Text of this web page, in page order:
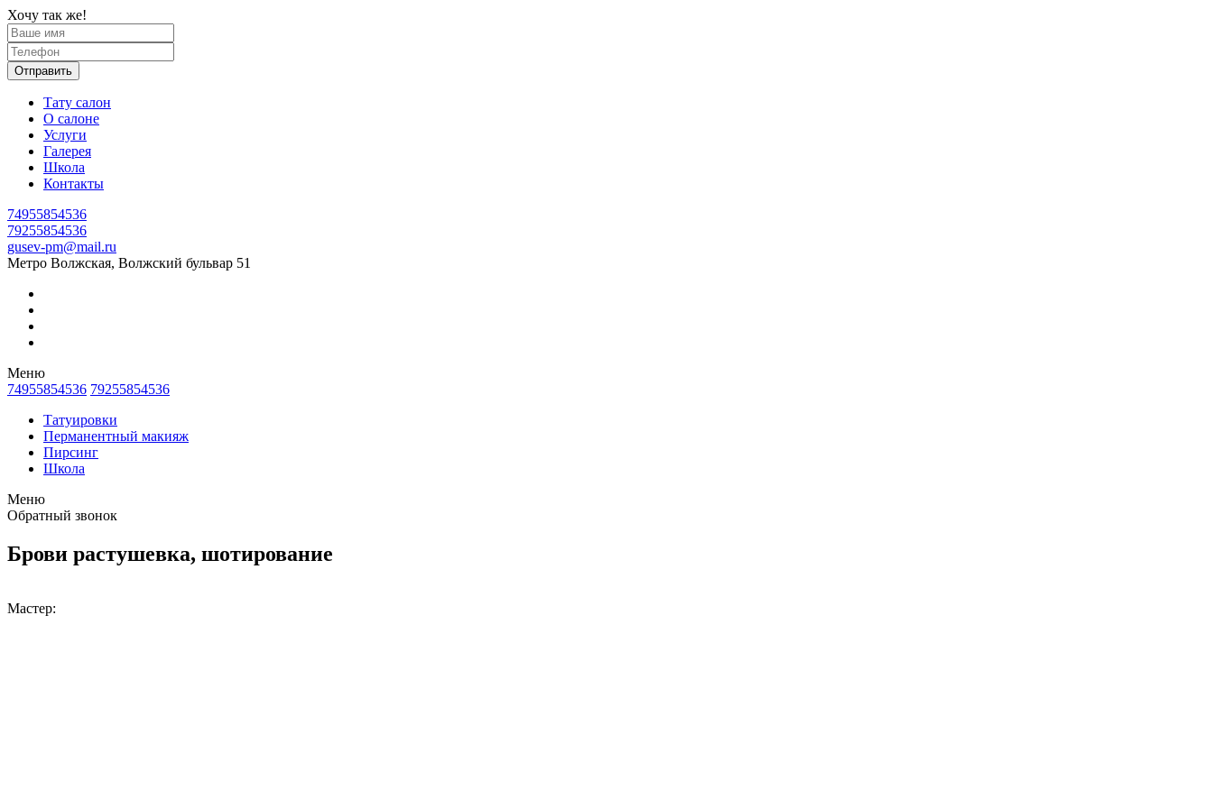
Хочу так же!
Отправить
Тату салон
О салоне
Услуги
Галерея
Школа
Контакты
74955854536
79255854536
gusev-pm@mail.ru
Метро Волжская, Волжский бульвар 51
Меню
74955854536 79255854536
Татуировки
Перманентный макияж
Пирсинг
Школа
Меню
Обратный звонок
Брови растушевка, шотирование
Мастер: